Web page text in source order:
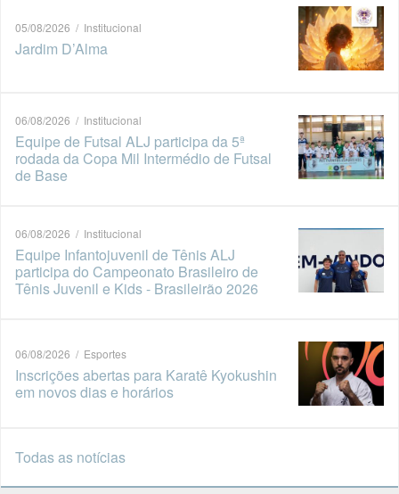
05/08/2026 / Institucional
Jardim D’Alma
06/08/2026 / Institucional
Equipe de Futsal ALJ participa da 5ª
rodada da Copa Mil Intermédio de Futsal
de Base
06/08/2026 / Institucional
Equipe Infantojuvenil de Tênis ALJ
participa do Campeonato Brasileiro de
Tênis Juvenil e Kids - Brasileirão 2026
06/08/2026 / Esportes
Inscrições abertas para Karatê Kyokushin
em novos dias e horários
Todas as notícias